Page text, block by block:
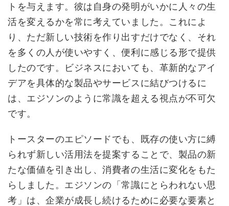
トを与えます。彼は自身の発明がいかに人々の生
活を変えるかを常に考えていました。これによ
り、ただ新しい技術を作り出すだけでなく、それ
を多くの人が使いやすく、便利に感じる形で提供
したのです。ビジネスにおいても、革新的なアイ
デアを具体的な製品やサービスに結びつけるに
は、エジソンのように常識を超える視点が不可欠
です。
トースターのエピソードでも、既存の使い方に縛
られず新しい活用法を提案することで、製品の新
たな価値を引き出し、消費者の生活に変化をもた
らしました。エジソンの「常識にとらわれない思
考」は、企業が成長し続けるために必要な要素と